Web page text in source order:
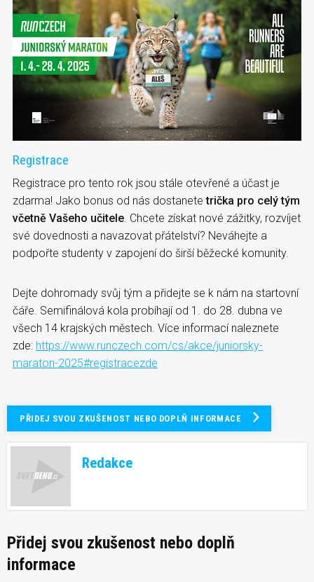
Registrace
Registrace pro tento rok jsou stále otevřené a účast je
zdarma! Jako bonus od nás dostanetetrička pro celý tým
včetně Vašeho učitele . Chcete získat nové zážitky, rozvíjet
své dovednosti a navazovat přátelství? Neváhejte a
podpořte studenty v zapojení do širší běžecké komunity.
Dejte dohromady svůj tým a přidejte se k nám na startovní
čáře. Semifinálová kola probíhají od 1. do 28. dubna ve
všech 14 krajských městech. Více informací naleznete
zde: https://www.runczech.com/cs/akce/juniorsky-
maraton-2025#registracezde
PŘIDEJ SVOU ZKUŠENOST NEBO DOPLŇ INFORMACE
Redakce
Přidej svou zkušenost nebo doplň
informace